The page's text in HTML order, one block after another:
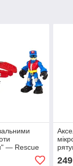
— Rescue
249